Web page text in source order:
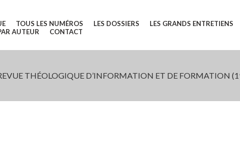
TOUS LES NUMÉROS LES DOSSIERS
LES GRANDS ENTRETIENS
AUTEUR
CONTACT
THÉOLOGIQUE D’INFORMATION ET DE FORMATION